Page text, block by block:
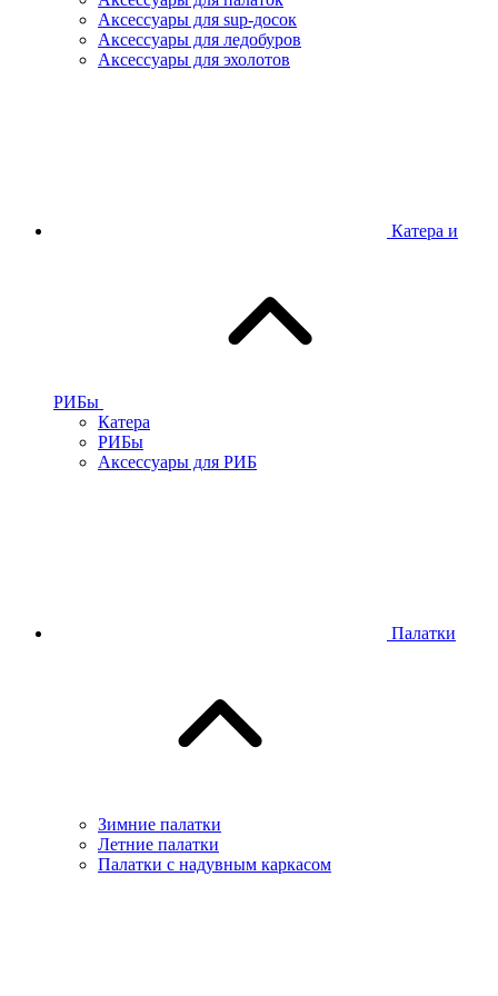
Аксессуары для sup-досок
Аксессуары для ледобуров
Аксессуары для эхолотов
Катера и
РИБы
Катера
РИБы
Аксессуары для РИБ
Палатки
Зимние палатки
Летние палатки
Палатки с надувным каркасом